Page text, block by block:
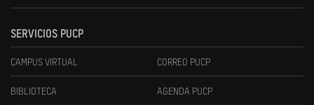
SERVICIOS PUCP
CAMPUS VIRTUAL CORREO PUCP
BIBLIOTECA AGENDA PUCP